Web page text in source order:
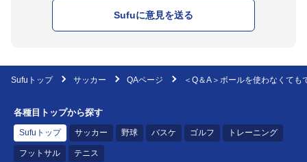
Sufuに意見を送る
Sufuトップ サッカー QAページ ＜Q＆A＞ボールを使わなくて
各種目トップから探す
Sufuトップ サッカー 野球 バスケ ゴルフ トレーニング
フットサル テニス